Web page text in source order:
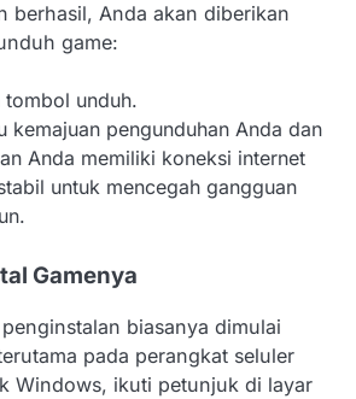
berhasil, Anda akan diberikan
game:
tombol unduh.
kemajuan pengunduhan Anda dan
Anda memiliki koneksi internet
untuk mencegah gangguan
Gamenya
biasanya dimulai
pada perangkat seluler
Windows, ikuti petunjuk di layar